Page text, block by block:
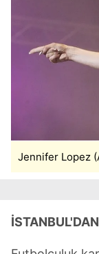
Jennifer Lopez